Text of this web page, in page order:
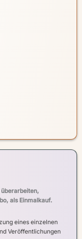
als Einmalkauf.
eines einzelnen
Veröffentlichungen